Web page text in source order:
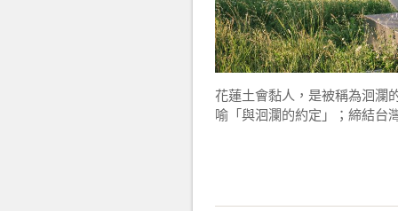
花蓮土會黏人，是被稱為洄瀾
喻「與洄瀾的約定」；締結台